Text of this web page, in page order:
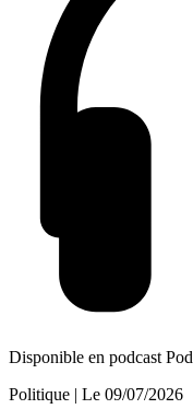
Disponible en podcast
Politique | Le 09/07/2026